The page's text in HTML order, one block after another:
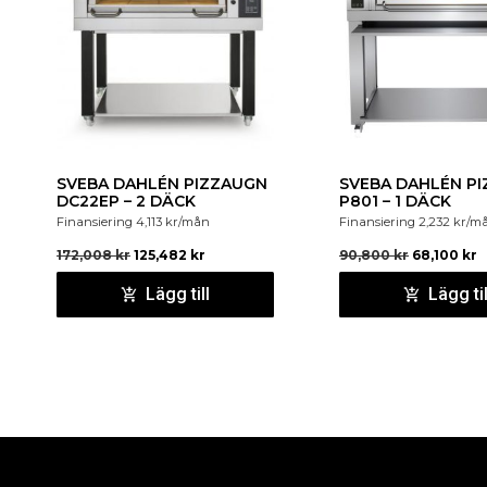
SVEBA DAHLÉN PIZZAUGN
DC22EP – 2 DÄCK
Finansiering 4,113 kr/mån
172,008kr 125,482 kr
Lägg till
SVEBA DAHLÉN
P801 – 1 DÄCK
Finansiering 2,232 kr/
90,800kr 68,100 kr
Lägg